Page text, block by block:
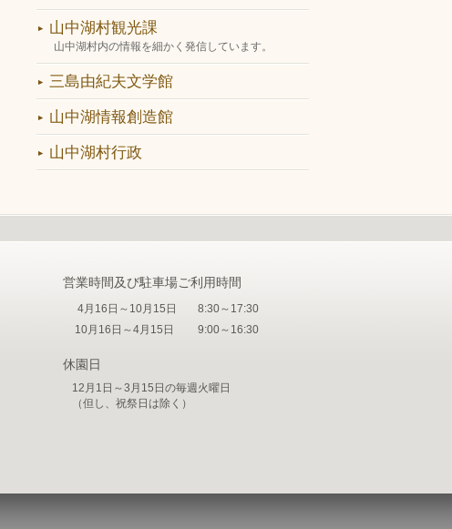
山中湖村観光課
山中湖村内の情報を細かく発信しています。
三島由紀夫文学館
山中湖情報創造館
山中湖村行政
営業時間及び駐車場ご利用時間
4月16日～10月15日
8:30～17:30
10月16日～4月15日
9:00～16:30
休園日
12月1日～3月15日の毎週火曜日
（但し、祝祭日は除く）